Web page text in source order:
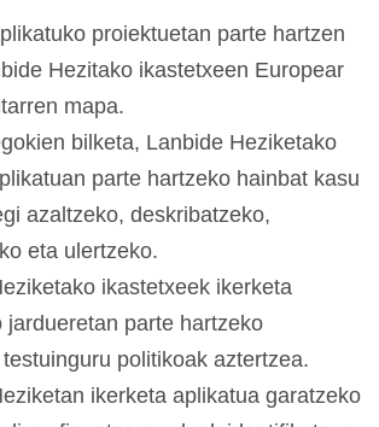
proiektuetan parte hartzen
Hezitako ikastetxeen Europear
mapa.
bilketa, Lanbide Heziketako
parte hartzeko hainbat kasu
azaltzeko, deskribatzeko,
eta ulertzeko.
ikastetxeek ikerketa
jardueretan parte hartzeko
politikoak aztertzea.
ikerketa aplikatua garatzeko